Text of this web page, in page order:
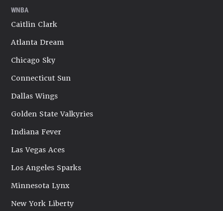
WNBA
Caitlin Clark
Atlanta Dream
Chicago Sky
Connecticut Sun
Dallas Wings
Golden State Valkyries
Indiana Fever
Las Vegas Aces
Los Angeles Sparks
Minnesota Lynx
New York Liberty